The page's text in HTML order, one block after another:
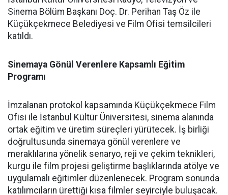
Sinema Bölüm Başkanı Doç. Dr. Perihan Taş Öz ile
Küçükçekmece Belediyesi ve Film Ofisi temsilcileri
katıldı.
Sinemaya Gönül Verenlere Kapsamlı Eğitim
Programı
İmzalanan protokol kapsamında Küçükçekmece Film
Ofisi ile İstanbul Kültür Üniversitesi, sinema alanında
ortak eğitim ve üretim süreçleri yürütecek. İş birliği
doğrultusunda sinemaya gönül verenlere ve
meraklılarına yönelik senaryo, reji ve çekim teknikleri,
kurgu ile film projesi geliştirme başlıklarında atölye ve
uygulamalı eğitimler düzenlenecek. Program sonunda
katılımcıların ürettiği kısa filmler seyirciyle buluşacak.